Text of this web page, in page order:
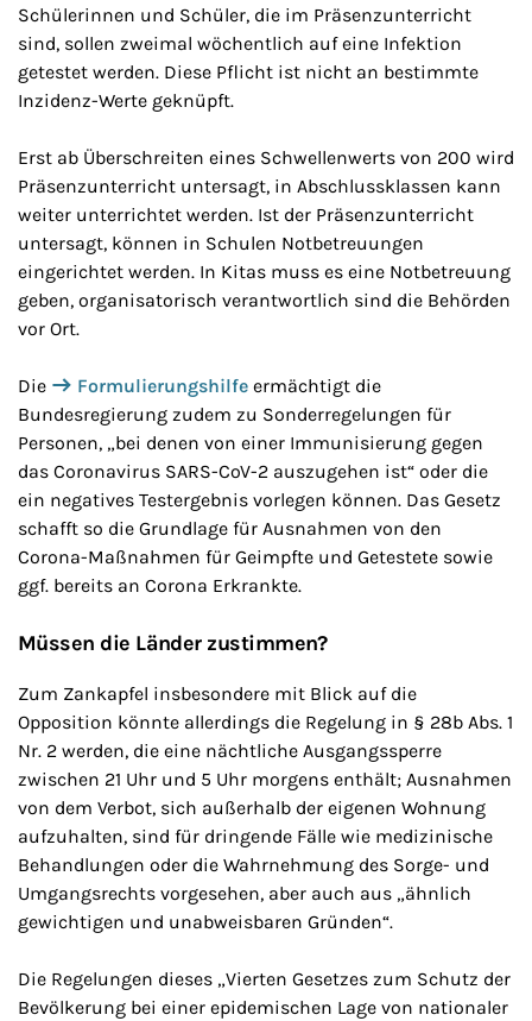
Schülerinnen und Schüler, die im Präsenzunterricht
sind, sollen zweimal wöchentlich auf eine Infektion
getestet werden. Diese Pflicht ist nicht an bestimmte
Inzidenz-Werte geknüpft.
Erst ab Überschreiten eines Schwellenwerts von 200 wird
Präsenzunterricht untersagt, in Abschlussklassen kann
weiter unterrichtet werden. Ist der Präsenzunterricht
untersagt, können in Schulen Notbetreuungen
eingerichtet werden. In Kitas muss es eine Notbetreuung
geben, organisatorisch verantwortlich sind die Behörden
vor Ort.
Die Formulierungshilfe ermächtigt die
Bundesregierung zudem zu Sonderregelungen für
Personen, „bei denen von einer Immunisierung gegen
das Coronavirus SARS-CoV-2 auszugehen ist“ oder die
ein negatives Testergebnis vorlegen können. Das Gesetz
schafft so die Grundlage für Ausnahmen von den
Corona-Maßnahmen für Geimpfte und Getestete sowie
ggf. bereits an Corona Erkrankte.
Müssen die Länder zustimmen?
Zum Zankapfel insbesondere mit Blick auf die
Opposition könnte allerdings die Regelung in § 28b Abs. 1
Nr. 2 werden, die eine nächtliche Ausgangssperre
zwischen 21 Uhr und 5 Uhr morgens enthält; Ausnahmen
von dem Verbot, sich außerhalb der eigenen Wohnung
aufzuhalten, sind für dringende Fälle wie medizinische
Behandlungen oder die Wahrnehmung des Sorge- und
Umgangsrechts vorgesehen, aber auch aus „ähnlich
gewichtigen und unabweisbaren Gründen“.
Die Regelungen dieses „Vierten Gesetzes zum Schutz der
Bevölkerung bei einer epidemischen Lage von nationaler